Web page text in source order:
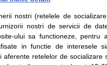
Despre noi
Contact
Intrebari frecvente
Consultanti
medicali
nostri (retelele de
nostri de servicii de
ului sa functioneze, pentru
in functie de interesele
aferente retelelor de